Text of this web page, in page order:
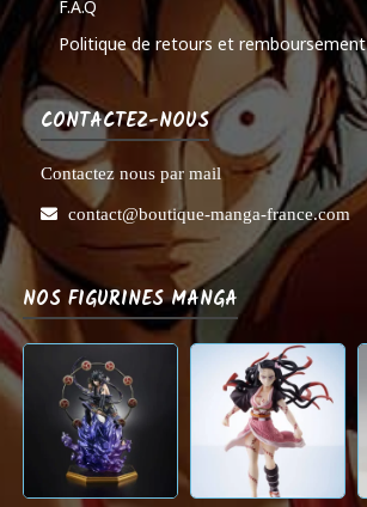
F.A.Q
Politique de retours et remboursement
CONTACTEZ-NOUS
Contactez nous par mail
contact@boutique-manga-france.com
NOS FIGURINES MANGA